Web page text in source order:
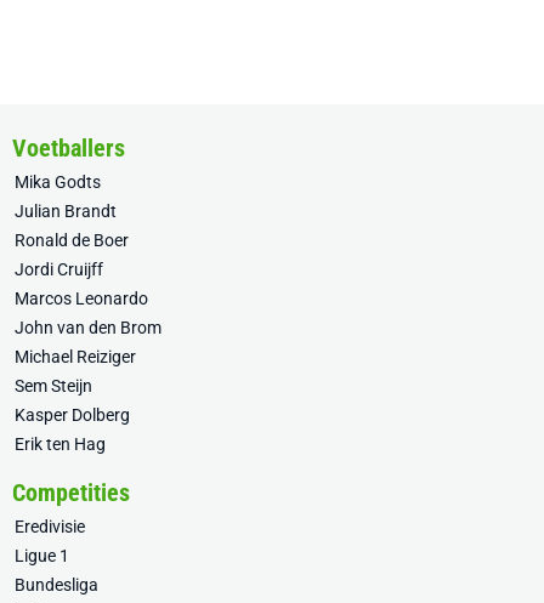
Voetballers
Mika Godts
Julian Brandt
Ronald de Boer
Jordi Cruijff
Marcos Leonardo
John van den Brom
Michael Reiziger
Sem Steijn
Kasper Dolberg
Erik ten Hag
Competities
Eredivisie
Ligue 1
Bundesliga